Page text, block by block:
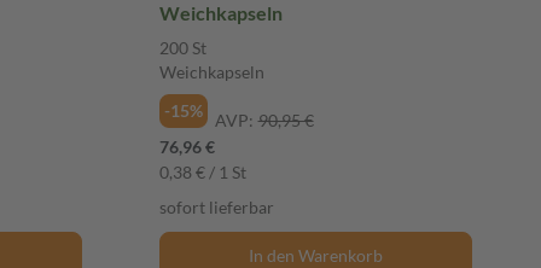
Weichkapseln
200 St
Weichkapseln
-15%
AVP: 90,95 €
76,96 €
0,38 € / 1 St
sofort lieferbar
In den Warenkorb